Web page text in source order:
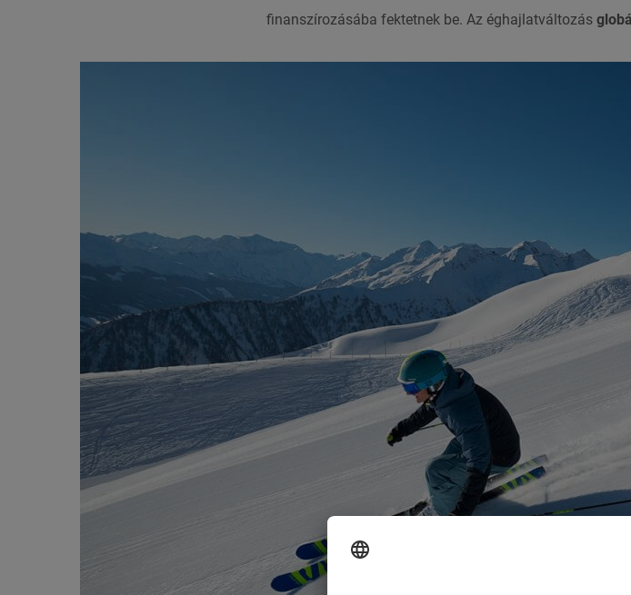
finanszírozásába fektetnek be. Az éghajlatváltozás